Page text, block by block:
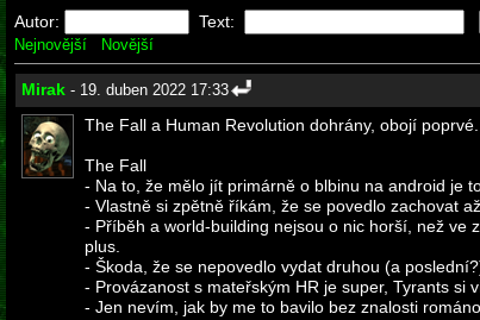
Autor: Text:
Nejnovější Novější
Mirak - 19. duben 2022 17:33
The Fall a Human Revolution dohrány, obojí poprvé.
The Fall
- Na to, že mělo jít primárně o blbinu na android je
- Vlastně si zpětně říkám, že se povedlo zachovat
- Příběh a world-building nejsou o nic horší, než ve
plus.
- Škoda, že se nepovedlo vydat druhou (a
- Provázanost s mateřským HR je super, Tyrants si
- Jen nevím, jak by me to bavilo bez znalosti